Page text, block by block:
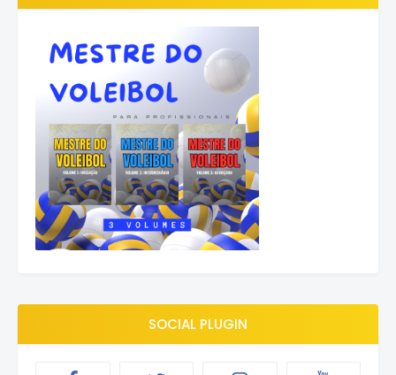
SOCIAL PLUGIN